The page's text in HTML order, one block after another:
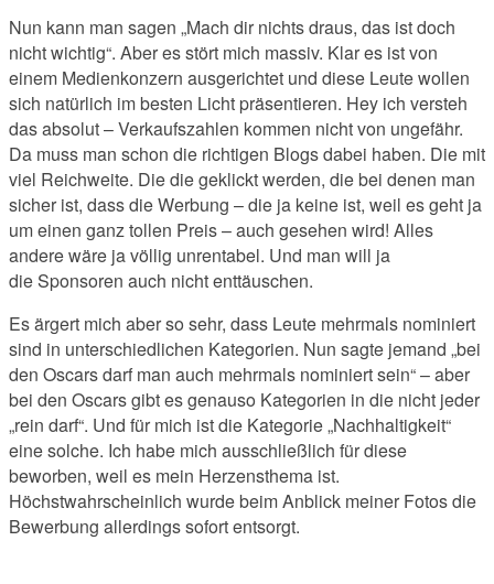
Nun kann man sagen „Mach dir nichts draus, das ist doch
nicht wichtig“. Aber es stört mich massiv. Klar es ist von
einem Medienkonzern ausgerichtet und diese Leute wollen
sich natürlich im besten Licht präsentieren. Hey ich versteh
das absolut – Verkaufszahlen kommen nicht von ungefähr.
Da muss man schon die richtigen Blogs dabei haben. Die mit
viel Reichweite. Die die geklickt werden, die bei denen man
sicher ist, dass die Werbung – die ja keine ist, weil es geht ja
um einen ganz tollen Preis – auch gesehen wird! Alles
andere wäre ja völlig unrentabel. Und man will ja
dieSponsoren auch nicht enttäuschen.
Es ärgert mich aber so sehr, dass Leute mehrmals nominiert
sind in unterschiedlichen Kategorien. Nun sagte jemand „bei
den Oscars darf man auch mehrmals nominiert sein“ – aber
bei den Oscars gibt es genauso Kategorien in die nicht jeder
„rein darf“. Und für mich ist die Kategorie „Nachhaltigkeit“
eine solche. Ich habe mich ausschließlich für diese
beworben, weil es mein Herzensthema ist.
Höchstwahrscheinlich wurde beim Anblick meiner Fotos die
Bewerbung allerdings sofort entsorgt.